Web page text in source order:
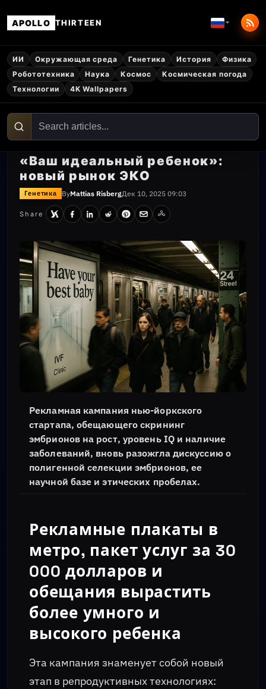
APOLLO THIRTEEN
ИИ Окружающая среда Генетика История
Физика
Робототехника
Наука Космос
Космическая погода
Технологии
4K Wallpapers
«Ваш идеальный ребенок»:
новый рынок ЭКО
Генетика ByMattias RisbergДек 10, 2025 09:03
Share
Рекламная кампания нью-йоркского
стартапа, обещающего скрининг
эмбрионов на рост, уровень IQ и наличие
заболеваний, вновь разожгла дискуссию о
полигенной селекции эмбрионов, ее
научной базе и этических пробелах.
Рекламные плакаты в
метро, пакет услуг за 30
000 долларов и
обещания вырастить
более умного и
высокого ребенка
Эта кампания знаменует собой новый
этап в репродуктивных технологиях: